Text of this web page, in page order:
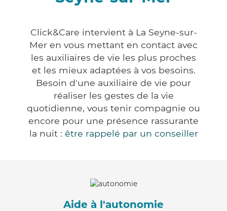
Click&Care intervient à La Seyne-sur-
Mer en vous mettant en contact avec
les auxiliaires de vie les plus proches
et les mieux adaptées à vos besoins.
Besoin d'une auxiliaire de vie pour
réaliser les gestes de la vie
quotidienne, vous tenir compagnie ou
encore pour une présence rassurante
la nuit : être rappelé par un conseiller
Aide à l'autonomie